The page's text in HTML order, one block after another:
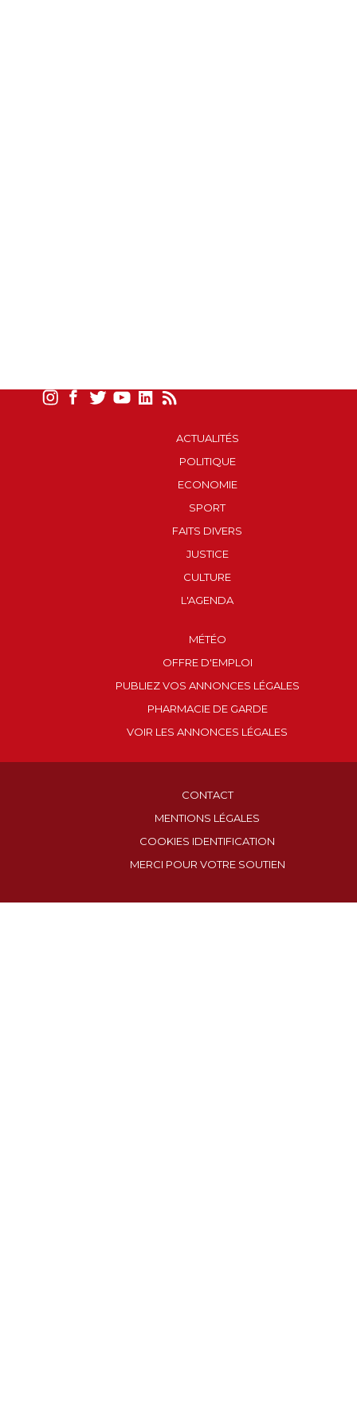
ACTUALITÉS
POLITIQUE
ECONOMIE
SPORT
FAITS DIVERS
JUSTICE
CULTURE
L'AGENDA
MÉTÉO
OFFRE D'EMPLOI
PUBLIEZ VOS ANNONCES LÉGALES
PHARMACIE DE GARDE
VOIR LES ANNONCES LÉGALES
CONTACT
MENTIONS LÉGALES
COOKIES IDENTIFICATION
MERCI POUR VOTRE SOUTIEN